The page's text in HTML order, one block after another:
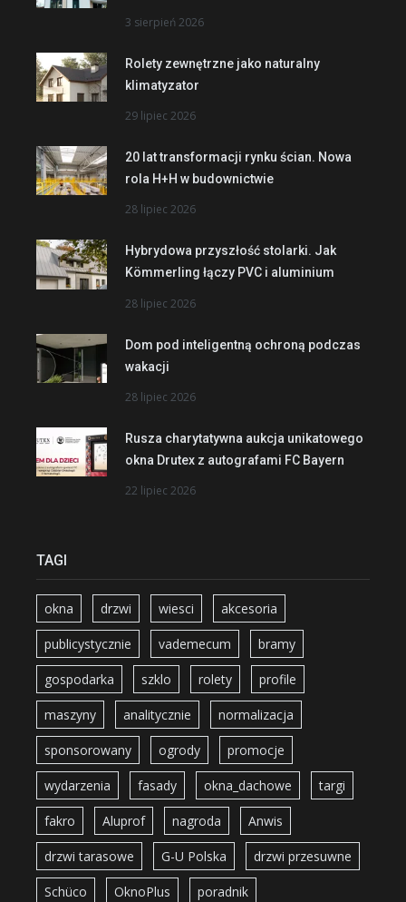
3 sierpień 2026
Rolety zewnętrzne jako naturalny
klimatyzator
29 lipiec 2026
20 lat transformacji rynku ścian. Nowa
rola H+H w budownictwie
28 lipiec 2026
Hybrydowa przyszłość stolarki. Jak
Kömmerling łączy PVC i aluminium
28 lipiec 2026
Dom pod inteligentną ochroną podczas
wakacji
28 lipiec 2026
Rusza charytatywna aukcja unikatowego
okna Drutex z autografami FC Bayern
22 lipiec 2026
TAGI
okna drzwi wiesci akcesoria
publicystycznie vademecum bramy
gospodarka szklo rolety profile
maszyny analitycznie normalizacja
sponsorowany ogrody promocje
wydarzenia fasady okna_dachowe targi
fakro Aluprof nagroda Anwis
drzwi tarasowe G-U Polska drzwi przesuwne
Schüco OknoPlus poradnik